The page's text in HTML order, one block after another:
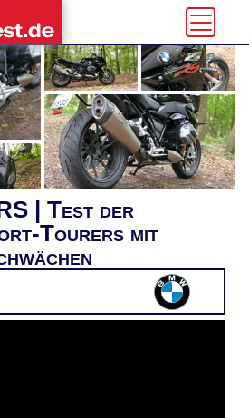
| Test der
Tourers mit